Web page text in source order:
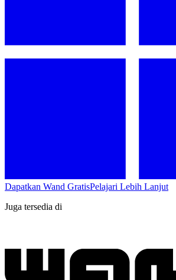
Dapatkan Wand GratisPelajari Lebih Lanjut
Juga tersedia di